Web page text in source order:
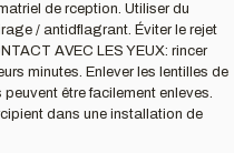
de rception. Utiliser du
/ antidflagrant. Éviter le rejet
AVEC LES YEUX: rincer
minutes. Enlever les lentilles de
être facilement enleves.
dans une installation de